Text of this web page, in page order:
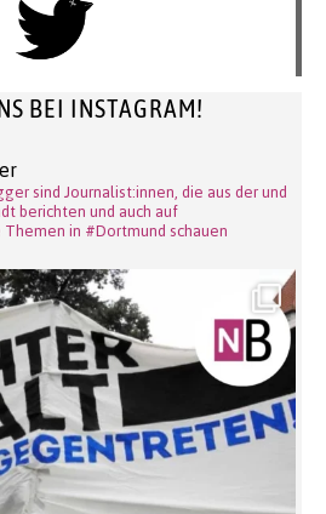
BEI INSTAGRAM!
sind Journalist:innen, die aus der und
berichten und auch auf
in #Dortmund schauen